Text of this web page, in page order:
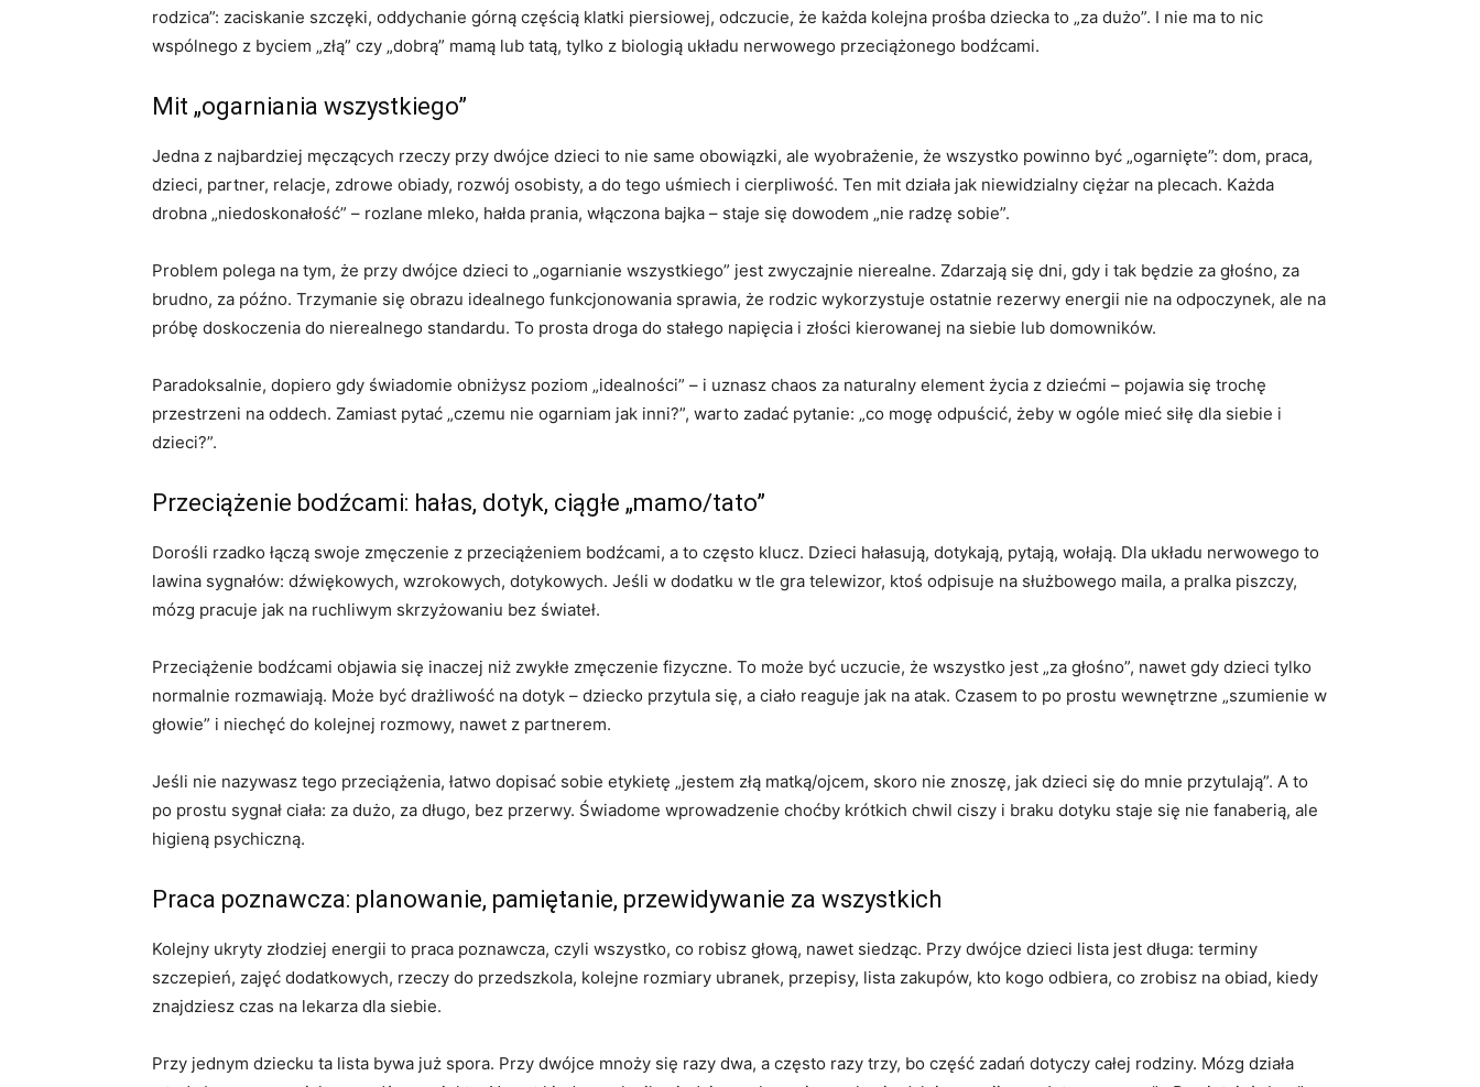
rodzica”: zaciskanie szczęki, oddychanie górną częścią klatki piersiowej, odczucie, że każda kolejna prośba dziecka to „za dużo”. I nie ma to nic
wspólnego z byciem „złą” czy „dobrą” mamą lub tatą, tylko z biologią układu nerwowego przeciążonego bodźcami.
Mit „ogarniania wszystkiego”
Jedna z najbardziej męczących rzeczy przy dwójce dzieci to nie same obowiązki, ale wyobrażenie, że wszystko powinno być „ogarnięte”: dom, praca,
dzieci, partner, relacje, zdrowe obiady, rozwój osobisty, a do tego uśmiech i cierpliwość. Ten mit działa jak niewidzialny ciężar na plecach. Każda
drobna „niedoskonałość” – rozlane mleko, hałda prania, włączona bajka – staje się dowodem „nie radzę sobie”.
Problem polega na tym, że przy dwójce dzieci to „ogarnianie wszystkiego” jest zwyczajnie nierealne. Zdarzają się dni, gdy i tak będzie za głośno, za
brudno, za późno. Trzymanie się obrazu idealnego funkcjonowania sprawia, że rodzic wykorzystuje ostatnie rezerwy energii nie na odpoczynek, ale na
próbę doskoczenia do nierealnego standardu. To prosta droga do stałego napięcia i złości kierowanej na siebie lub domowników.
Paradoksalnie, dopiero gdy świadomie obniżysz poziom „idealności” – i uznasz chaos za naturalny element życia z dziećmi – pojawia się trochę
przestrzeni na oddech. Zamiast pytać „czemu nie ogarniam jak inni?”, warto zadać pytanie: „co mogę odpuścić, żeby w ogóle mieć siłę dla siebie i
dzieci?”.
Przeciążenie bodźcami: hałas, dotyk, ciągłe „mamo/tato”
Dorośli rzadko łączą swoje zmęczenie z przeciążeniem bodźcami, a to często klucz. Dzieci hałasują, dotykają, pytają, wołają. Dla układu nerwowego to
lawina sygnałów: dźwiękowych, wzrokowych, dotykowych. Jeśli w dodatku w tle gra telewizor, ktoś odpisuje na służbowego maila, a pralka piszczy,
mózg pracuje jak na ruchliwym skrzyżowaniu bez świateł.
Przeciążenie bodźcami objawia się inaczej niż zwykłe zmęczenie fizyczne. To może być uczucie, że wszystko jest „za głośno”, nawet gdy dzieci tylko
normalnie rozmawiają. Może być drażliwość na dotyk – dziecko przytula się, a ciało reaguje jak na atak. Czasem to po prostu wewnętrzne „szumienie w
głowie” i niechęć do kolejnej rozmowy, nawet z partnerem.
Jeśli nie nazywasz tego przeciążenia, łatwo dopisać sobie etykietę „jestem złą matką/ojcem, skoro nie znoszę, jak dzieci się do mnie przytulają”. A to
po prostu sygnał ciała: za dużo, za długo, bez przerwy. Świadome wprowadzenie choćby krótkich chwil ciszy i braku dotyku staje się nie fanaberią, ale
higieną psychiczną.
Praca poznawcza: planowanie, pamiętanie, przewidywanie za wszystkich
Kolejny ukryty złodziej energii to praca poznawcza, czyli wszystko, co robisz głową, nawet siedząc. Przy dwójce dzieci lista jest długa: terminy
szczepień, zajęć dodatkowych, rzeczy do przedszkola, kolejne rozmiary ubranek, przepisy, lista zakupów, kto kogo odbiera, co zrobisz na obiad, kiedy
znajdziesz czas na lekarza dla siebie.
Przy jednym dziecku ta lista bywa już spora. Przy dwójce mnoży się razy dwa, a często razy trzy, bo część zadań dotyczy całej rodziny. Mózg działa